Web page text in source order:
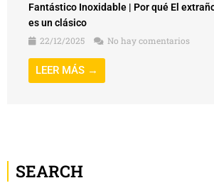
Fantástico Inoxidable | Por qué El
es un clásico
22/12/2025
No hay comentarios
LEER MÁS →
SEARCH